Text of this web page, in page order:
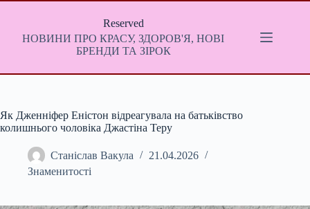
Перейти
Reserved
НОВИНИ ПРО КРАСУ, ЗДОРОВ'Я, НОВІ
БРЕНДИ ТА ЗІРОК
Як Дженніфер Еністон відреагувала на батьківство
колишнього чоловіка Джастіна Теру
Станіслав Вакула
21.04.2026
Знаменитості